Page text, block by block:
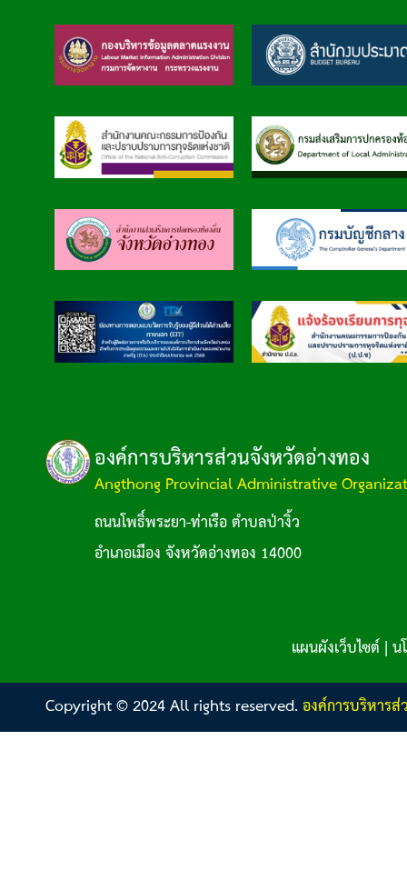
องค์การบริหารส่วนจังหวัดอ่างทอง
Angthong Provincial Administrative
ถนนโพธิ์พระยา-ท่าเรือ ตำบลป่างิ้ว
อำเภอเมือง จังหวัดอ่างทอง 14000
แผนผังเว็บไซต์|น
Copyright © 2024 All rights reserved.องค์การบริหาร